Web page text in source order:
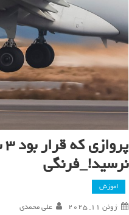
نرسید!_فرنگی
اموزش
ژوئن 11, 2025 علی محمدی